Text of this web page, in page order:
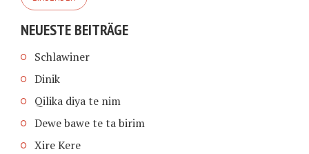
NEUESTE BEITRÄGE
Schlawiner
Dinik
Qilika diya te nim
Dewe bawe te ta birim
Xire Kere